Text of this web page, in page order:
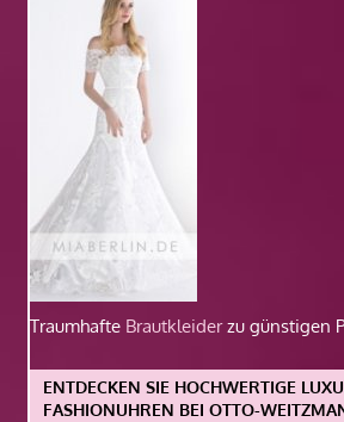
Traumhafte Brautkleiderzu günstigen
ENTDECKEN SIE HOCHWERTIGE
FASHIONUHREN BEI OTTO-